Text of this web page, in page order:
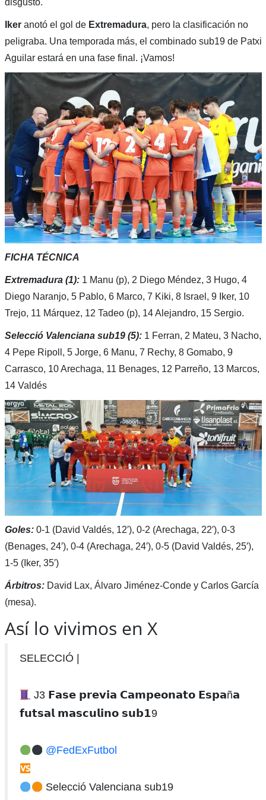
Ikeranotó el gol de Extremadura, pero la clasificación no
peligraba. Una temporada más, el combinado sub19 de Patxi
Aguilar estará en una fase final. ¡Vamos!
FICHA TÉCNICA
Extremadura (1):1 Manu (p), 2 Diego Méndez, 3 Hugo, 4
Diego Naranjo, 5 Pablo, 6 Marco, 7 Kiki, 8 Israel, 9 Iker, 10
Trejo, 11 Márquez, 12 Tadeo (p), 14 Alejandro, 15 Sergio.
Selecció Valenciana sub19 (5):1 Ferran, 2 Mateu, 3 Nacho,
4 Pepe Ripoll, 5 Jorge, 6 Manu, 7 Rechy, 8 Gomabo, 9
Carrasco, 10 Arechaga, 11 Benages, 12 Parreño, 13 Marcos,
14 Valdés
Goles:0-1 (David Valdés, 12′), 0-2 (Arechaga, 22′), 0-3
(Benages, 24′), 0-4 (Arechaga, 24′), 0-5 (David Valdés, 25′),
1-5 (Iker, 35′)
Árbitros:David Lax, Álvaro Jiménez-Conde y Carlos García
(mesa).
Así lo vivimos en X
SELECCIÓ |
J3 𝗙𝗮𝘀𝗲 𝗽𝗿𝗲𝘃𝗶𝗮 𝗖𝗮𝗺𝗽𝗲𝗼𝗻𝗮𝘁𝗼 𝗘𝘀𝗽𝗮ñ𝗮
𝗳𝘂𝘁𝘀𝗮𝗹 𝗺𝗮𝘀𝗰𝘂𝗹𝗶𝗻𝗼 𝘀𝘂𝗯𝟭9
@FedExFutbol
Selecció Valenciana sub19